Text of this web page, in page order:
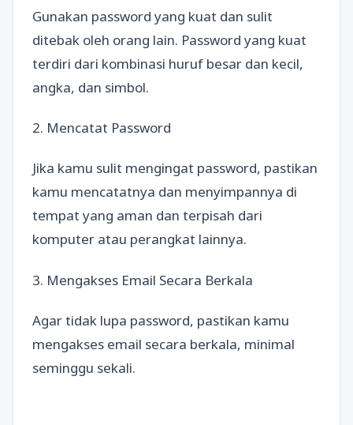
Gunakan password yang kuat dan sulit
ditebak oleh orang lain. Password yang kuat
terdiri dari kombinasi huruf besar dan kecil,
angka, dan simbol.
2. Mencatat Password
Jika kamu sulit mengingat password, pastikan
kamu mencatatnya dan menyimpannya di
tempat yang aman dan terpisah dari
komputer atau perangkat lainnya.
3. Mengakses Email Secara Berkala
Agar tidak lupa password, pastikan kamu
mengakses email secara berkala, minimal
seminggu sekali.